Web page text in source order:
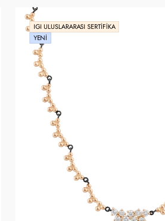
IGI ULUSLARARASI SERTIFIKA
YENI